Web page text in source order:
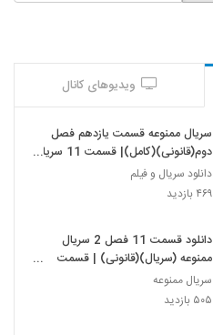
ویدیوهای کانال
سریال ممنوعه قسمت یازدهم فصل
دوم(قانونی)(کامل)| قسمت 11 سریال
ممنوعه فصل 2
دانلود سریال و فیلم
۴۶۹ بازدید
دانلود قسمت 11 فصل 2 سریال
ممنوعه (سریال)(قانونی) | قسمت
یازدهم فصل دوم ممنوعه -HD
سریال ممنوعه
۵۰۵ بازدید